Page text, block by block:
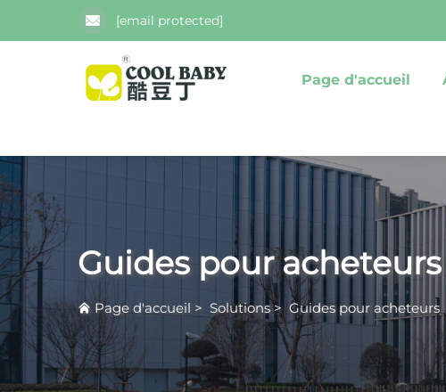
[email protected]
Page d'accueil
Guides pour acheteurs
Page d'accueil > Solutions> Guides pour acheteurs